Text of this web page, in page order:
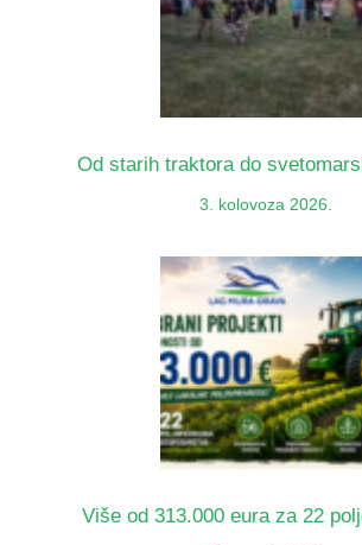
Od starih traktora do
3. kolovoza 2026.
Više od 313.000 eura za 22